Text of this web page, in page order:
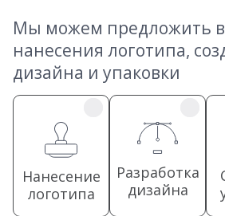
Мы можем предложить
нанесения логотипа,
дизайна и упаковки
Нанесение
логотипа
Разработка
дизайна